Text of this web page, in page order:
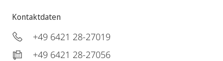
Kontaktdaten
+49 6421 28-27019
+49 6421 28-27056